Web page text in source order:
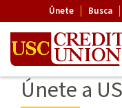
Únete Busca
Únete a